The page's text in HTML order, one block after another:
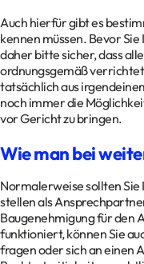
Auch hierfür gibt es
kennen müssen. Bevor
daher bitte sicher, dass
ordnungsgemäß
tatsächlich aus
noch immer die
vor Gericht zu bringen.
Wie man bei
Normalerweise sollten Sie
stellen als
Baugenehmigung für den
funktioniert, können Sie
fragen oder sich an einen